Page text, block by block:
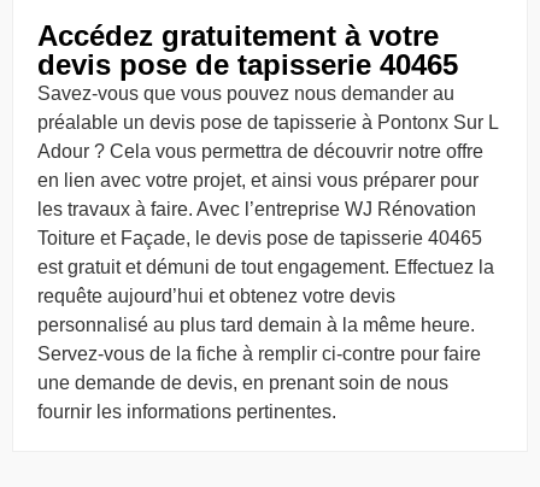
Accédez gratuitement à votre
devis pose de tapisserie 40465
Savez-vous que vous pouvez nous demander au
préalable un devis pose de tapisserie à Pontonx Sur L
Adour ? Cela vous permettra de découvrir notre offre
en lien avec votre projet, et ainsi vous préparer pour
les travaux à faire. Avec l’entreprise WJ Rénovation
Toiture et Façade, le devis pose de tapisserie 40465
est gratuit et démuni de tout engagement. Effectuez la
requête aujourd’hui et obtenez votre devis
personnalisé au plus tard demain à la même heure.
Servez-vous de la fiche à remplir ci-contre pour faire
une demande de devis, en prenant soin de nous
fournir les informations pertinentes.